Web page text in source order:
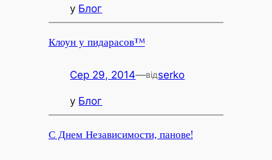
у Блог
Клоун у пидарасов™
Сер 29, 2014—відserko
у Блог
С Днем Независимости, панове!